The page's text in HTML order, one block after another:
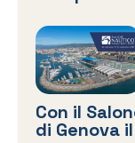
Con il
di Genova